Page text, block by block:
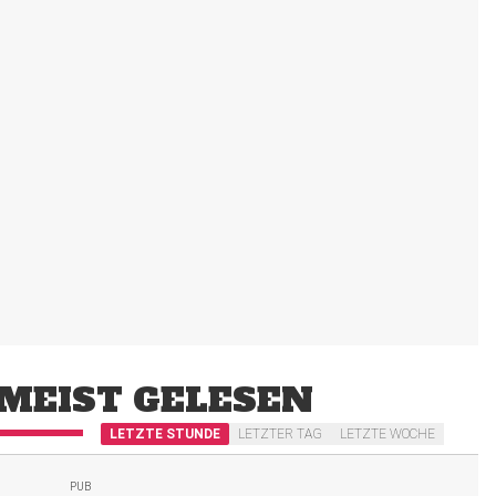
GELESEN
LETZTE STUNDE LETZTER TAG LETZTE WOCHE